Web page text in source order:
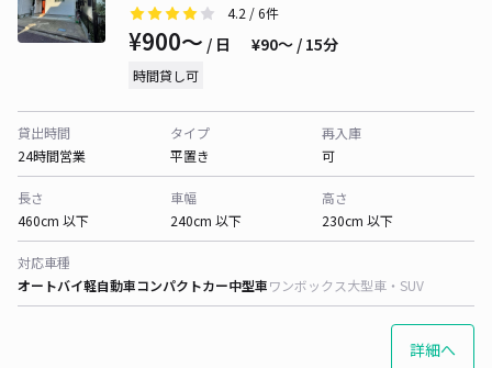
4.2 / 6件
¥900〜 / 日 ¥90〜 / 15分
時間貸し可
貸出時間
24時間営業
タイプ
平置き
再入庫
可
長さ
460cm 以下
車幅
240cm 以下
高さ
230cm 以下
対応車種
オートバイ軽自動車コンパクトカー中型車ワンボックス大型車・SUV
詳細へ